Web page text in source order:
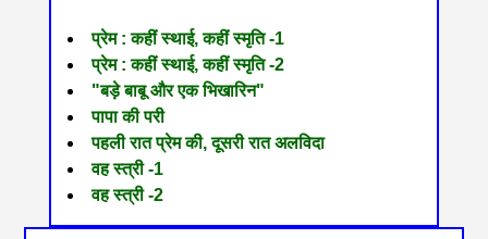
प्रेम : कहीं स्थाई, कहीं स्मृति -1
प्रेम : कहीं स्थाई, कहीं स्मृति -2
"बड़े बाबू और एक भिखारिन"
पापा की परी
पहली रात प्रेम की, दूसरी रात अलविदा
वह स्त्री -1
वह स्त्री -2